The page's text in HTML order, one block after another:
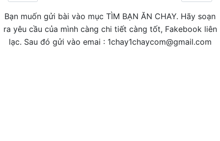
Bạn muốn gửi bài vào mục TÌM BẠN ĂN CHAY. Hãy soạn
ra yêu cầu của mình càng chi tiết càng tốt, Fakebook liên
lạc. Sau đó gửi vào emai : 1chay1chaycom@gmail.com